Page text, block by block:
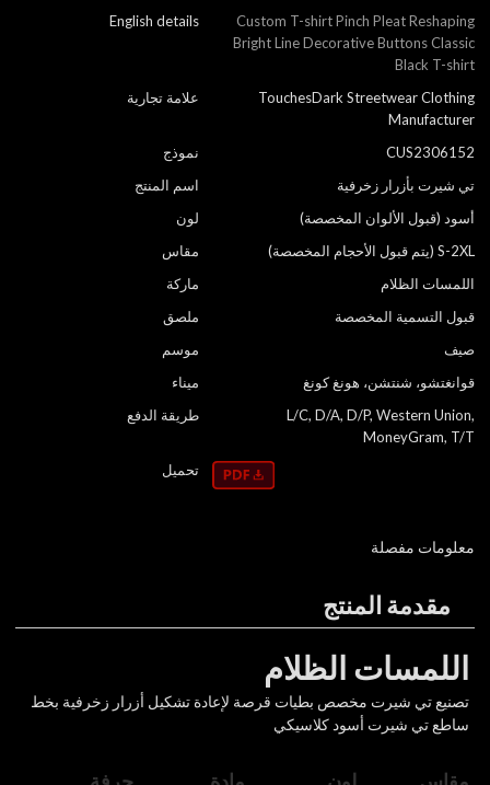
English details
Custom T-shirt Pinch Pleat Reshaping
Bright Line Decorative Buttons Classic
Black T-shirt
علامة تجارية
TouchesDark Streetwear Clothing
Manufacturer
نموذج
CUS2306152
اسم المنتج
تي شيرت بأزرار زخرفية
لون
أسود (قبول الألوان المخصصة)
مقاس
S-2XL (يتم قبول الأحجام المخصصة)
ماركة
اللمسات الظلام
ملصق
قبول التسمية المخصصة
موسم
صيف
ميناء
قوانغتشو، شنتشن، هونغ كونغ
طريقة الدفع
L/C, D/A, D/P, Western Union,
MoneyGram, T/T
تحميل
معلومات مفصلة
مقدمة المنتج
اللمسات الظلام
تصنيع تي شيرت مخصص بطيات قرصة لإعادة تشكيل أزرار زخرفية بخط
ساطع تي شيرت أسود كلاسيكي